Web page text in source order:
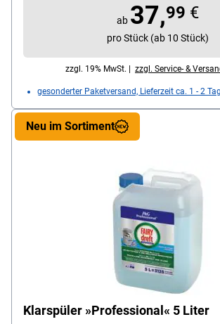
ab 37,99 €
pro Stück (ab 10 Stück)
zzgl. 19% MwSt. | zzgl. Service- &
gesonderter Paketversand, Lieferzeit ca. 1 - 2
Klarspüler »Professional« 5 Liter
Neu im Sortiment